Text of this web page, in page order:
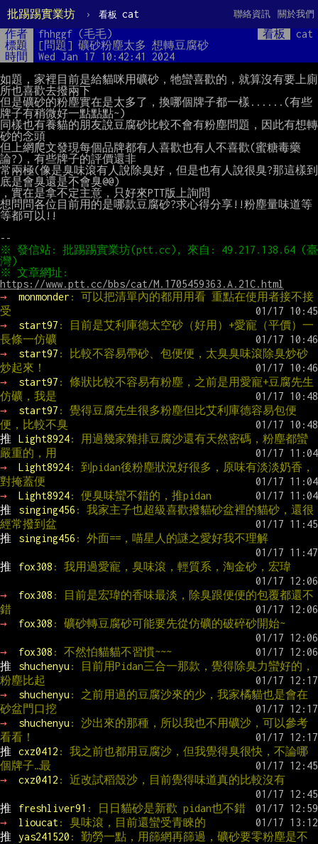
批踢踢實業坊 › 看板 cat 關於我們
聯絡資訊
作者 fhhggf (毛毛) 看板
cat
標題
[問題] 礦砂粉塵太多 想轉豆腐砂
時間
Wed Jan 17 10:42:41 2024
如題，家裡目前是給貓咪用礦砂，牠蠻喜歡的，就算沒有要上廁
所也喜歡去撥兩下
但是礦砂的粉塵實在是太多了，換哪個牌子都一樣......(有些
牌子有稍微好一點點點~)
同樣也有養貓的朋友說豆腐砂比較不會有粉塵問題，因此有想轉
砂的念頭
但上網爬文發現每個品牌都有人喜歡也有人不喜歡(蜜糖毒藥
論?)，有些牌子的評價還非
常兩極(像是臭味滾有人說除臭好，但是也有人說很臭?那這樣到
底是會臭還是不會臭@@)
，實在是拿不定主意，只好來PTT版上詢問
想問問各位目前用的是哪款豆腐砂?求心得分享!!粉塵量味道等
等都可以!!
※ 發信站: 批踢踢實業坊(ptt.cc), 來自: 49.217.138.64 (臺
https://www.ptt.cc/bbs/cat/M.1705459363.A.21C.html
→
monmonder : 可以把清單內的都用用看 重點在使用者接不接
受
→
start97 : 目前是艾利庫德太空砂（好用）+愛寵（平價）一
長條一仿礦
→
start97 : 比較不容易帶砂、包便便，太臭臭味滾除臭炒砂
炒起來！
→
start97 : 條狀比較不容易有粉塵，之前是用愛寵+豆腐先生
仿礦，我是
→
start97 : 覺得豆腐先生很多粉塵但比艾利庫德容易包便
便，比較不臭
推
Light8924: 用過幾家雜排豆腐沙還有天然密碼，粉塵都蠻
嚴重的，用
→
Light8924: 到pidan後粉塵狀況好很多，原味有淡淡奶香，
對掩蓋便
→
Light8924: 便臭味蠻不錯的，推pidan
推
singing456 : 我家主子也超級喜歡撥貓砂盆裡的貓砂，還很
經常撥到盆
推
singing456 : 外面==，喵星人的謎之愛好我不理解
推 fox308 : 我用過愛寵，臭味滾，輕質系，淘金砂，宏瑋
→ fox308 : 目前是宏瑋的香味最淡，除臭跟便便的包覆都還不
錯
→
fox308 : 礦砂轉豆腐砂可能要先從仿礦的破碎砂開始~
→ fox308 : 不然怕貓貓不習慣~~~
推
shuchenyu : 目前用Pidan三合一那款，覺得除臭力蠻好的，
粉塵比起
→
shuchenyu : 之前用過的豆腐沙來的少，我家橘貓也是會在
砂盆門口挖
→
shuchenyu : 沙出來的那種，所以我也不用礦沙，可以參考
看看！
推
cxz0412 : 我之前也都用豆腐沙，但我覺得臭很快，不論哪
個牌子…最
→
cxz0412 : 近改試稻殼沙，目前覺得味道真的比較沒有
推 freshliver91 : 日日貓砂是新歡 pidan也不錯
→
lioucat: 臭味滾，目前還蠻受青睞的
推
yas241520 : 勤勞一點，用篩網再篩過，礦砂要零粉塵是不